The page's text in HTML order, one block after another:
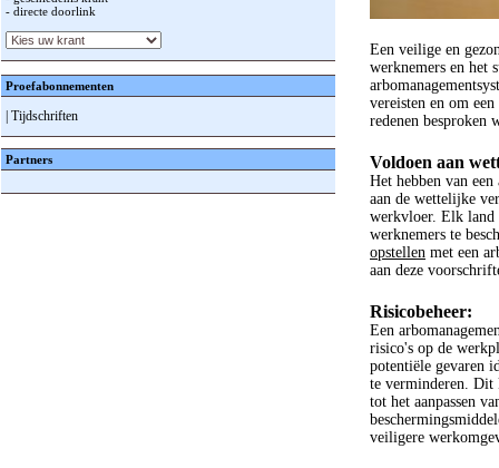
- directe doorlink
Proefabonnementen
| Tijdschriften
Partners
Een veilige en
werknemers en het
vereisten en om
redenen besproken
Voldoen aan
Het hebben van
aan de wettelijke
werkvloer. Elk land
werknemers te
opstellen met een
aan deze
Risicobeheer:
Een
risico's op de
potentiële gevaren
te verminderen. Dit
tot het aanpassen
veiligere